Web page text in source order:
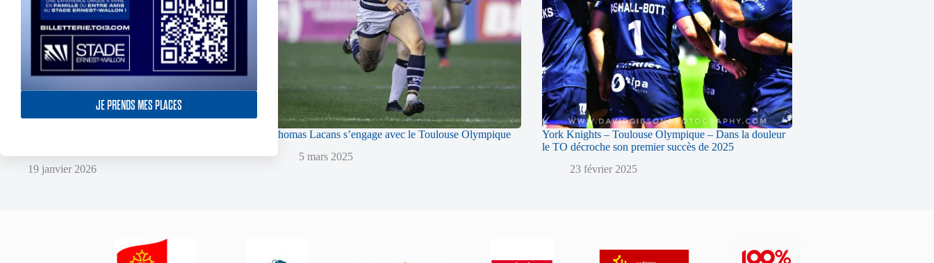
JE PRENDS MES PLACES
19 janvier 2026
Thomas Lacans s’engage avec le Toulouse Olympique
5 mars 2025
York Knights – Toulouse Olympique – Dans la douleur
le TO décroche son premier succès de 2025
23 février 2025